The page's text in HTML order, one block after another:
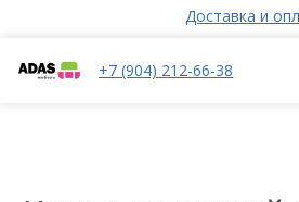
Доставка и
+7 (904) 212-66-38